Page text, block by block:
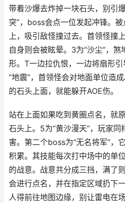
带着沙爆去炸掉一块石头，别引
突”，boss会点一位发起冲锋。
上，吸引敌怪撞过去。首领怪撞
自身则会被眩晕。3为“沙尘”，
形。T一边拉仇恨，一边将扇形
“地震”，首领怪会对地面单位造
的石头上面，就能躲开AOE伤。
站在上面如果吃到黄圈点名，就
石头上。5为“黄沙漫天”，玩家
害。第二个boss为“无名将军”，
积累。其技能每次打中场中的单
的战意。战意共分成三挡，满了
会进行点名，并在指定区域扔下
人得前往地图边缘，别让雷电在